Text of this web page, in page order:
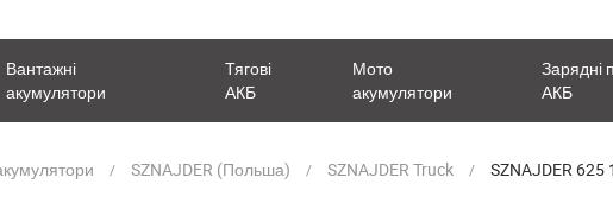
Вантажні
акумулятори
Тягові
АКБ
Мото
акумулятори
Зарядні
АКБ
SZNAJDER (Польша) SZNAJDER Truck SZNAJDER 625